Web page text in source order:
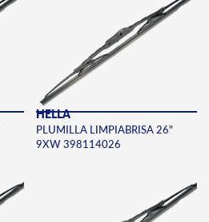
HELLA
PLUMILLA LIMPIABRISA 26"
9XW 398114026